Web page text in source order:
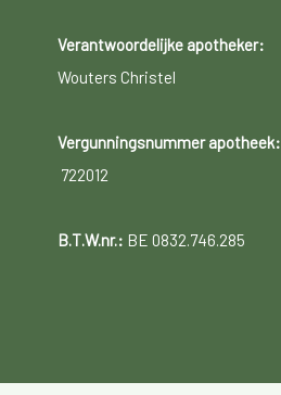
Verantwoordelijke apotheker:
Wouters Christel
Vergunningsnummer apotheek:
722012
B.T.W.nr.: BE 0832.746.285